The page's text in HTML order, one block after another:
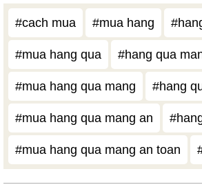
#cach mua #mua hang
#mua hang qua #hang qua
#mua hang qua mang #hang
#mua hang qua mang an
#mua hang qua mang an toan